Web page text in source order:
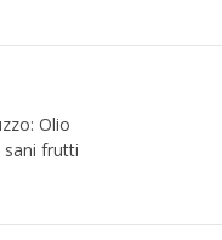
Olio
sani frutti